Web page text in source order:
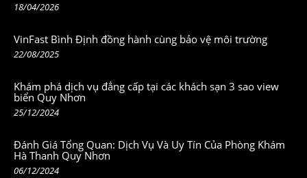
18/04/2026
VinFast Bình Định đồng hành cùng bảo vệ môi trường
22/08/2025
Khám phá dịch vụ đẳng cấp tại các khách sạn 3 sao view
biển Quy Nhơn
25/12/2024
Đánh Giá Tổng Quan: Dịch Vụ Và Uy Tín Của Phòng Khám
Hà Thanh Quy Nhơn
06/12/2024